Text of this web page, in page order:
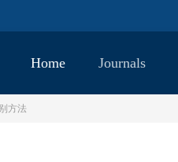
Home Journals
方法